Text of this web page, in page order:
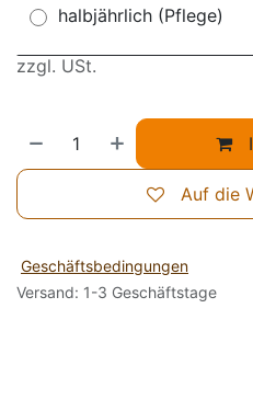
halbjährlich (Pflege)
zzgl. USt.
Auf die
Geschäftsbedingungen
Versand: 1-3 Geschäftstage